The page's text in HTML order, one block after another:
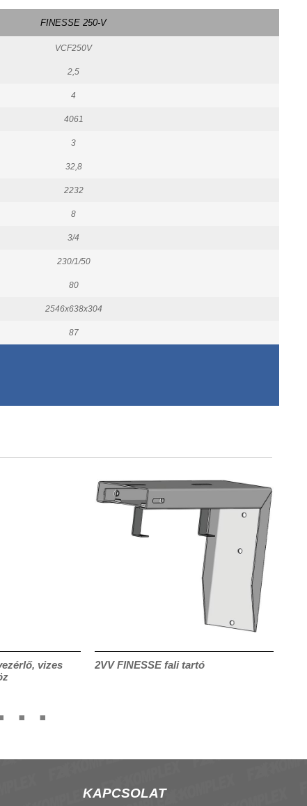
FINESSE 250-V
VCF250V
2,5
4
4061
3
32,8
2232
8
3/4
230/1/50
80
2546x638x304
87
vizes
2VV FINESSE fali tartó
KAPCSOLAT